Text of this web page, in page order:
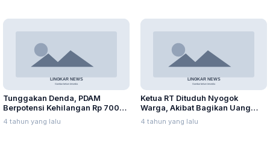
Tunggakan Denda, PDAM
Berpotensi Kehilangan Rp 700
juta
4 tahun yang lalu
Ketua RT Dituduh Nyogok
Warga, Akibat Bagikan Uang
Kompensasi
4 tahun yang lalu